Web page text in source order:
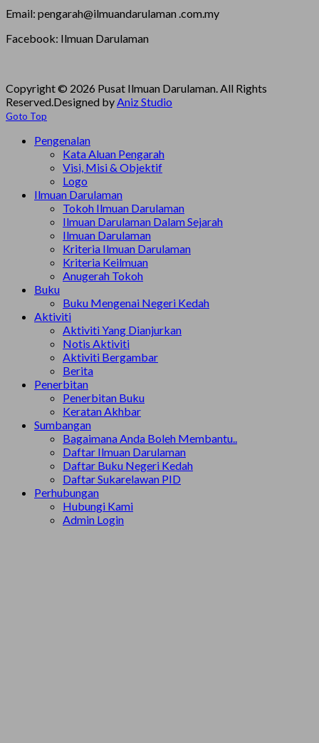
Email: pengarah@ilmuandarulaman .com.my
Facebook: Ilmuan Darulaman
Copyright © 2026 Pusat Ilmuan Darulaman. All Rights
Reserved.Designed byAniz Studio
Goto Top
Pengenalan
Kata Aluan Pengarah
Visi, Misi & Objektif
Logo
Ilmuan Darulaman
Tokoh Ilmuan Darulaman
Ilmuan Darulaman Dalam Sejarah
Ilmuan Darulaman
Kriteria Ilmuan Darulaman
Kriteria Keilmuan
Anugerah Tokoh
Buku
Buku Mengenai Negeri Kedah
Aktiviti
Aktiviti Yang Dianjurkan
Notis Aktiviti
Aktiviti Bergambar
Berita
Penerbitan
Penerbitan Buku
Keratan Akhbar
Sumbangan
Bagaimana Anda Boleh Membantu..
Daftar Ilmuan Darulaman
Daftar Buku Negeri Kedah
Daftar Sukarelawan PID
Perhubungan
Hubungi Kami
Admin Login